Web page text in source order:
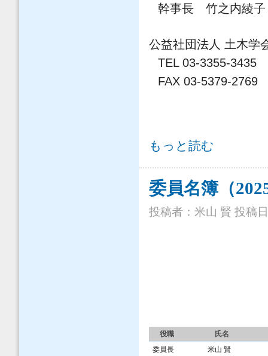
幹事長 竹之内綾子
公益社団法人 土木学
TEL 03-3355-3435
FAX 03-5379-2769
「土木学会DEI行動宣言」を策定し
もっと読む
委員名簿（
投稿者： 米山 賢 投稿
役職
氏名
委員長
米山 賢